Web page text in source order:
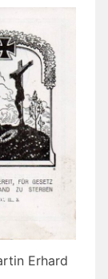
Erhard